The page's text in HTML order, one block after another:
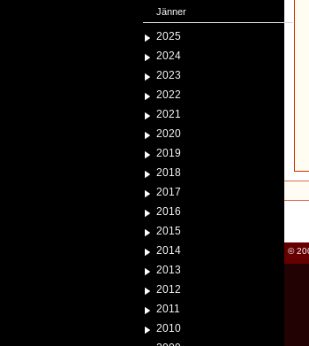
Jänner
2025
2024
2023
2022
2021
2020
2019
2018
2017
2016
2015
2014
2013
2012
2011
2010
©